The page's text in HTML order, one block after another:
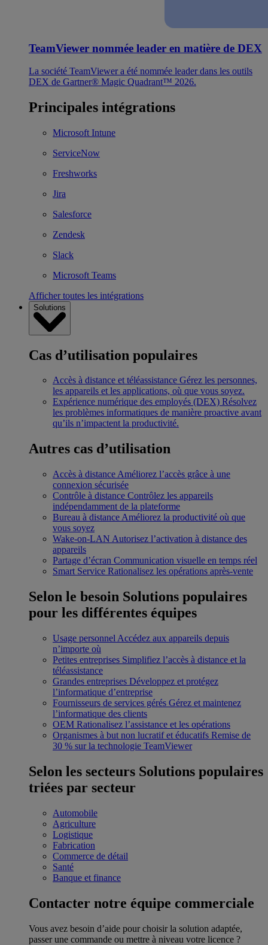
TeamViewer nommée leader en matière de DEX
La société TeamViewer a été nommée leader dans les outils
DEX de Gartner® Magic Quadrant™ 2026.
Principales intégrations
Microsoft Intune
ServiceNow
Freshworks
Jira
Salesforce
Zendesk
Slack
Microsoft Teams
Afficher toutes les intégrations
Solutions
Cas d’utilisation populaires
Accès à distance et téléassistance Gérez les personnes,
les appareils et les applications, où que vous soyez.
Expérience numérique des employés (DEX) Résolvez
les problèmes informatiques de manière proactive avant
qu’ils n’impactent la productivité.
Autres cas d’utilisation
Accès à distance Améliorez l’accès grâce à une
connexion sécurisée
Contrôle à distance Contrôlez les appareils
indépendamment de la plateforme
Bureau à distance Améliorez la productivité où que
vous soyez
Wake-on-LAN Autorisez l’activation à distance des
appareils
Partage d’écran Communication visuelle en temps réel
Smart Service Rationalisez les opérations après-vente
Selon le besoin Solutions populaires
pour les différentes équipes
Usage personnel Accédez aux appareils depuis
n’importe où
Petites entreprises Simplifiez l’accès à distance et la
téléassistance
Grandes entreprises Développez et protégez
l’informatique d’entreprise
Fournisseurs de services gérés Gérez et maintenez
l’informatique des clients
OEM Rationalisez l’assistance et les opérations
Organismes à but non lucratif et éducatifs Remise de
30 % sur la technologie TeamViewer
Selon les secteurs Solutions populaires
triées par secteur
Automobile
Agriculture
Logistique
Fabrication
Commerce de détail
Santé
Banque et finance
Contacter notre équipe commerciale
Vous avez besoin d’aide pour choisir la solution adaptée,
passer une commande ou mettre à niveau votre licence ?